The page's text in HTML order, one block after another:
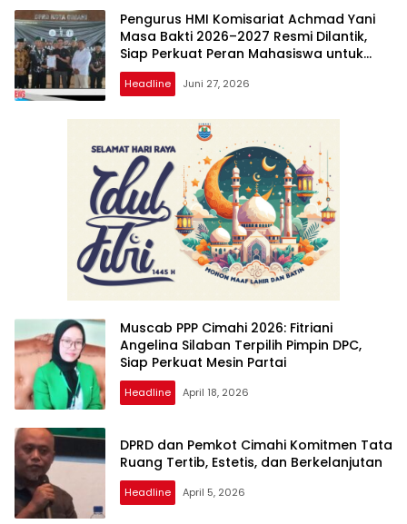
Pengurus HMI Komisariat Achmad Yani
Masa Bakti 2026–2027 Resmi Dilantik,
Siap Perkuat Peran Mahasiswa untuk
Kota Cimahi
Headline Juni 27, 2026
Muscab PPP Cimahi 2026: Fitriani
Angelina Silaban Terpilih Pimpin DPC,
Siap Perkuat Mesin Partai
Headline April 18, 2026
DPRD dan Pemkot Cimahi Komitmen Tata
Ruang Tertib, Estetis, dan Berkelanjutan
Headline April 5, 2026